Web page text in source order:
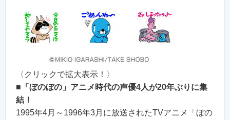
〈クリックで拡大表示！〉
■ 「ぼのぼの」アニメ時代の声優4人が20年ぶりに集
結！
1995年4月～1996年3月に放送されたTVアニメ「ぼの